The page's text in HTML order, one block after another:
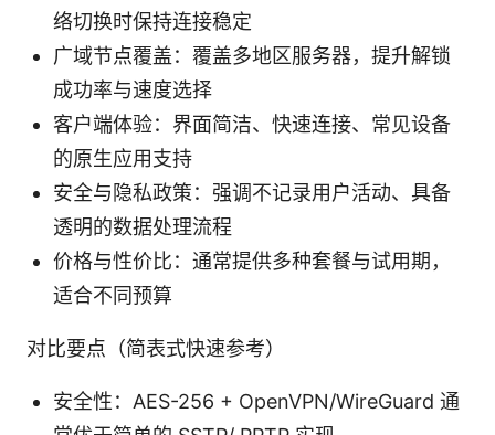
络切换时保持连接稳定
广域节点覆盖：覆盖多地区服务器，提升解锁
成功率与速度选择
客户端体验：界面简洁、快速连接、常见设备
的原生应用支持
安全与隐私政策：强调不记录用户活动、具备
透明的数据处理流程
价格与性价比：通常提供多种套餐与试用期，
适合不同预算
对比要点（简表式快速参考）
安全性：AES-256 + OpenVPN/WireGuard 通